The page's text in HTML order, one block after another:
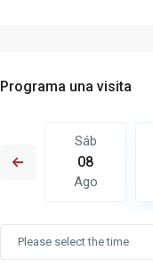
Programa una visita
Sáb
08
Ago